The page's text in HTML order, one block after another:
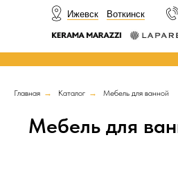
Ижевск Воткинск
Главная → Каталог → Мебель для ванной
Мебель для